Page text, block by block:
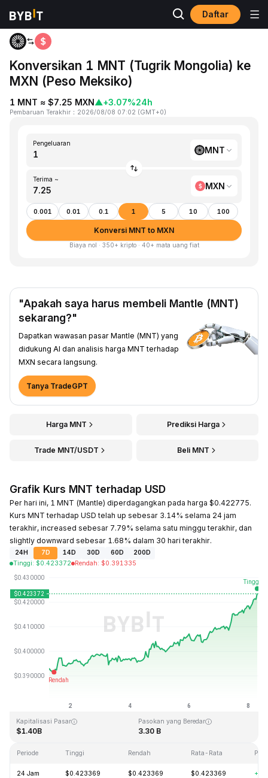
Daftar
Beranda
Konversikan 1 MNT (Tugrik Mongolia) ke
MXN (Peso Meksiko)
1 MNT ≈ $7.25 MXN▲+3.07%24h
Pembaruan Terakhir ： 2026/08/08 07:02 (GMT+0)
Pengeluaran
MNT
Terima ~
MXN
0.001 0.01 0.1 1 5 10 100
Konversi MNT to MXN
Biaya nol · 350+ kripto · 40+ mata uang fiat
"Apakah saya harus membeli Mantle (MNT)
sekarang?"
Dapatkan wawasan pasar Mantle (MNT) yang
didukung AI dan analisis harga MNT terhadap
MXN secara langsung.
Tanya TradeGPT
Harga MNT Prediksi Harga
Trade MNT/USDT Beli MNT
Grafik Kurs MNT terhadap USD
Per hari ini, 1 MNT (Mantle) diperdagangkan pada harga $0.422775.
Kurs MNT terhadap USD telah up sebesar 3.14% selama 24 jam
terakhir, increased sebesar 7.79% selama satu minggu terakhir, dan
slightly downward sebesar 1.68% dalam 30 hari terakhir.
24H 7D 14D 30D 60D
200D
Tinggi: $0.423372 Rendah: $0.391335
Terakhir Diperbarui: 2026-08-08, 07:02 GMT+0
Kapitalisasi Pasar
$1.40B
Pasokan yang Beredar
3.30 B
Periode Tinggi Rendah Rata-Rata
24 Jam $0.423369 $0.423369 $0.423369